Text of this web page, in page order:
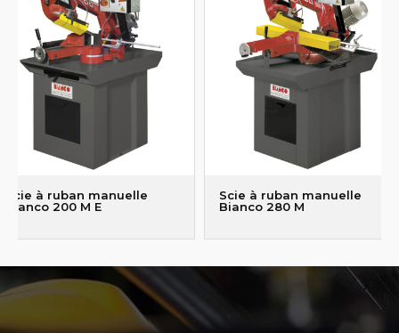
Scie à ruban manuelle
Bianco 200 M E
Scie à ruban manuelle
Bianco 280 M